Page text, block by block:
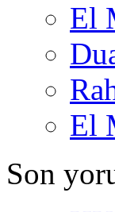
El
El
Son